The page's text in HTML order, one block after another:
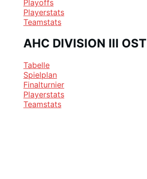
Playoffs
Playerstats
Teamstats
AHC DIVISION III OST
Tabelle
Spielplan
Finalturnier
Playerstats
Teamstats